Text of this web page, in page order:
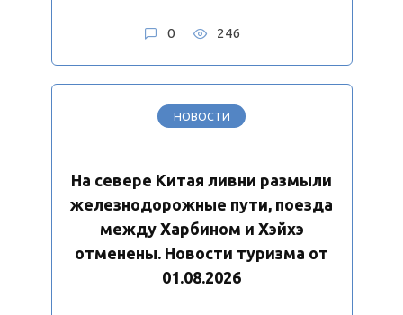
0 246
НОВОСТИ
На севере Китая ливни размыли
железнодорожные пути, поезда
между Харбином и Хэйхэ
отменены. Новости туризма от
01.08.2026